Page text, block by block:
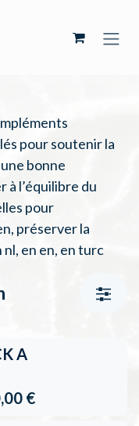
pour soutenir la
bonne
l’équilibre du
pour
préserver la
en en, en turc
A
€